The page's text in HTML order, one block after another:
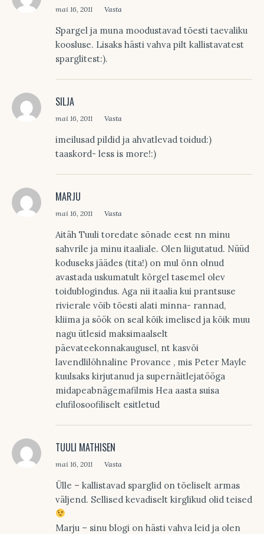
mai 16, 2011 Vasta
Spargel ja muna moodustavad tõesti taevaliku
koosluse. Lisaks hästi vahva pilt kallistavatest
sparglitest:).
SILJA
mai 16, 2011 Vasta
imeilusad pildid ja ahvatlevad toidud:)
taaskord- less is more!:)
MARJU
mai 16, 2011 Vasta
Aitäh Tuuli toredate sõnade eest nn minu
sahvrile ja minu itaaliale. Olen liigutatud. Nüüd
koduseks jäädes (tita!) on mul õnn olnud
avastada uskumatult kõrgel tasemel olev
toidublogindus. Aga nii itaalia kui prantsuse
rivierale võib tõesti alati minna- rannad,
kliima ja söök on seal kõik imelised ja kõik muu
nagu ütlesid maksimaalselt
päevateekonnakaugusel, nt kasvõi
lavendlilõhnaline Provance , mis Peter Mayle
kuulsaks kirjutanud ja supernäitlejatööga
midapeabnägemafilmis Hea aasta suisa
elufilosoofiliselt esitletud
TUULI MATHISEN
mai 16, 2011 Vasta
Ülle – kallistavad sparglid on tõeliselt armas
väljend. Sellised kevadiselt kirglikud olid teised
Marju – sinu blogi on hästi vahva leid ja olen